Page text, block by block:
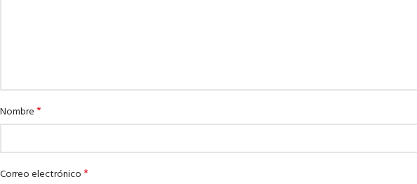
Nombre*
Correo electrónico*